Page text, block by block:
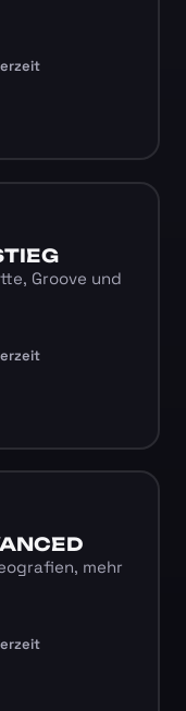
Groove und
mehr